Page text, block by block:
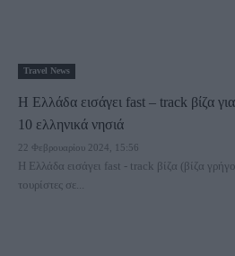
Travel News
Η Ελλάδα εισάγει fast – track βίζα
10 ελληνικά νησιά
22 Φεβρουαρίου 2024, 15:56
Η Ελλάδα εισάγει fast - track βίζα (βίζα
τουρίστες σε...